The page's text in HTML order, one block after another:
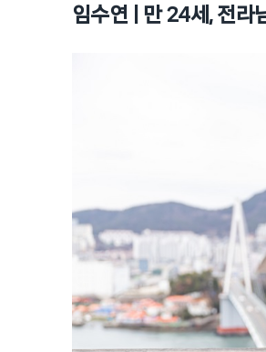
임수연 | 만 24세, 전라